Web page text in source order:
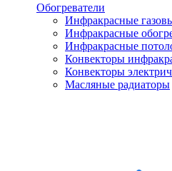
Обогреватели
Инфракрасные
Инфракрасные
Инфракрасные
Конвекторы
Конвекторы
Масляные радиаторы